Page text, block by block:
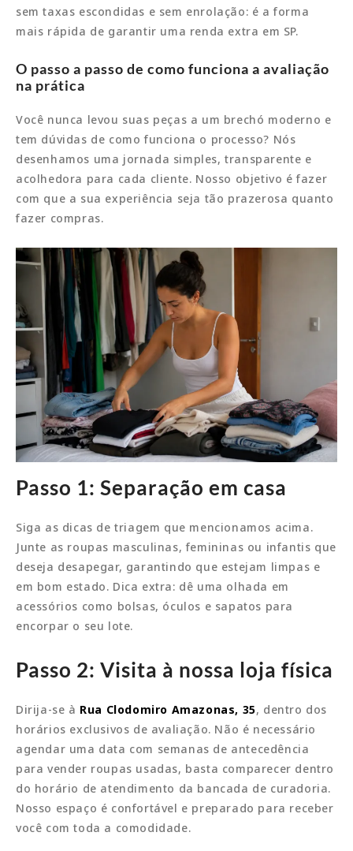
sem taxas escondidas e sem enrolação: é a forma
mais rápida de garantir uma renda extra em SP.
O passo a passo de como funciona a avaliação
na prática
Você nunca levou suas peças a um brechó moderno e
tem dúvidas de como funciona o processo? Nós
desenhamos uma jornada simples, transparente e
acolhedora para cada cliente. Nosso objetivo é fazer
com que a sua experiência seja tão prazerosa quanto
fazer compras.
Passo 1: Separação em casa
Siga as dicas de triagem que mencionamos acima.
Junte as roupas masculinas, femininas ou infantis que
deseja desapegar, garantindo que estejam limpas e
em bom estado. Dica extra: dê uma olhada em
acessórios como bolsas, óculos e sapatos para
encorpar o seu lote.
Passo 2: Visita à nossa loja física
Dirija-se à Rua Clodomiro Amazonas, 35, dentro dos
horários exclusivos de avaliação. Não é necessário
agendar uma data com semanas de antecedência
para vender roupas usadas, basta comparecer dentro
do horário de atendimento da bancada de curadoria.
Nosso espaço é confortável e preparado para receber
você com toda a comodidade.